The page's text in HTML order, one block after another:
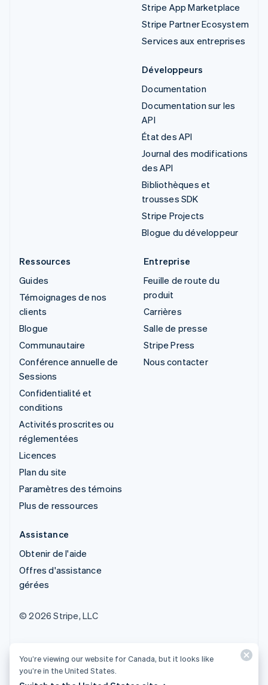
Stripe App Marketplace
Stripe Partner Ecosystem
Services aux entreprises
Développeurs
Documentation
Documentation sur les
API
État des API
Journal des modifications
des API
Bibliothèques et
trousses SDK
Stripe Projects
Blogue du développeur
Ressources
Guides
Témoignages de nos
clients
Blogue
Communautaire
Conférence annuelle de
Sessions
Confidentialité et
conditions
Activités proscrites ou
réglementées
Licences
Plan du site
Paramètres des témoins
Plus de ressources
Entreprise
Feuille de route du
produit
Carrières
Salle de presse
Stripe Press
Nous contacter
Assistance
Obtenir de l'aide
Offres d'assistance
gérées
© 2026 Stripe, LLC
You’re viewing our website for Canada, but it looks like
you’re in the United States.